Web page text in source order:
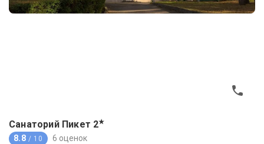
Санаторий Пикет 2★
8.8 / 10 6 оценок